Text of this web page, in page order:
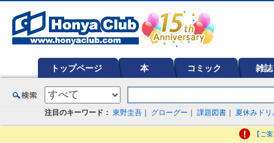
トップページ 本 コミック 雑誌
注目のキーワード： 東野圭吾 グローグー 課題図書 夏休みドリ
【ご
ど在庫も充実